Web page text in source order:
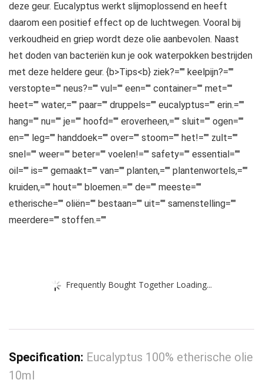
deze geur. Eucalyptus werkt slijmoplossend en heeft
daarom een positief effect op de luchtwegen. Vooral bij
verkoudheid en griep wordt deze olie aanbevolen. Naast
het doden van bacteriën kun je ook waterpokken bestrijden
met deze heldere geur. {b>Tips<b} ziek?="" keelpijn?=""
verstopte="" neus?="" vul="" een="" container="" met=""
heet="" water,="" paar="" druppels="" eucalyptus="" erin.=""
hang="" nu="" je="" hoofd="" eroverheen,="" sluit="" ogen=""
en="" leg="" handdoek="" over="" stoom="" het!="" zult=""
snel="" weer="" beter="" voelen!="" safety="" essential=""
oil="" is="" gemaakt="" van="" planten,="" plantenwortels,=""
kruiden,="" hout="" bloemen.="" de="" meeste=""
etherische="" oliën="" bestaan="" uit="" samenstelling=""
meerdere="" stoffen.=""
Frequently Bought Together Loading...
Specification: Eucalyptus 100% etherische olie
10ml